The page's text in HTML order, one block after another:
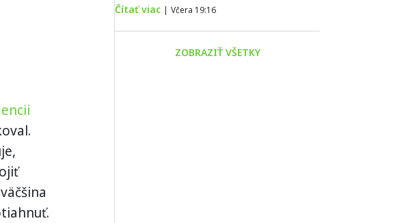
Čítať viac | Včera 19:16
ZOBRAZIŤ VŠETKY